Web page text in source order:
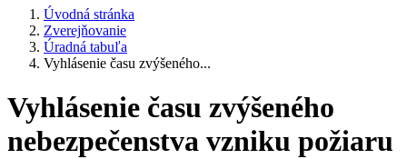
Úvodná stránka
Zverejňovanie
Úradná tabuľa
Vyhlásenie času zvýšeného...
Vyhlásenie času zvýšeného
nebezpečenstva vzniku požiaru